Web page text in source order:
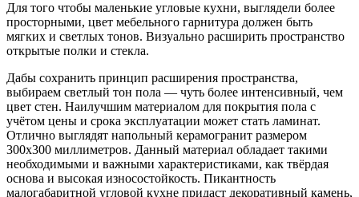
Для того чтобы маленькие угловые кухни, выглядели более
просторными, цвет мебельного гарнитура должен быть
мягких и светлых тонов. Визуально расширить пространство
открытые полки и стекла.
Дабы сохранить принцип расширения пространства,
выбираем светлый тон пола — чуть более интенсивный, чем
цвет стен. Наилучшим материалом для покрытия пола с
учётом цены и срока эксплуатации может стать ламинат.
Отлично выглядят напольный керамогранит размером
300х300 миллиметров. Данный материал обладает такими
необходимыми и важными характеристиками, как твёрдая
основа и высокая износостойкость. Пикантность
малогабаритной угловой кухне придаст декоративный камень,